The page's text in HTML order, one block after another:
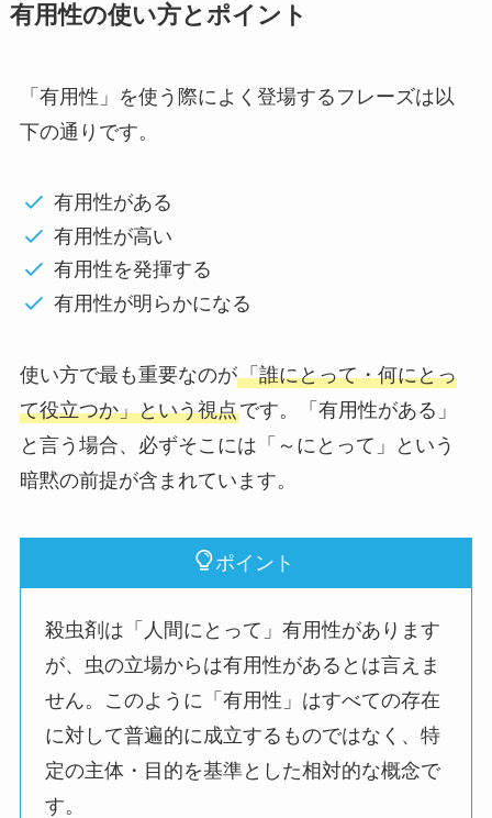
有用性の使い方とポイント
「有用性」を使う際によく登場するフレーズは以
下の通りです。
有用性がある
有用性が高い
有用性を発揮する
有用性が明らかになる
使い方で最も重要なのが「誰にとって・何にとっ
て役立つか」という視点です。「有用性がある」
と言う場合、必ずそこには「～にとって」という
暗黙の前提が含まれています。
ポイント
殺虫剤は「人間にとって」有用性があります
が、虫の立場からは有用性があるとは言えま
せん。このように「有用性」はすべての存在
に対して普遍的に成立するものではなく、特
定の主体・目的を基準とした相対的な概念で
す。